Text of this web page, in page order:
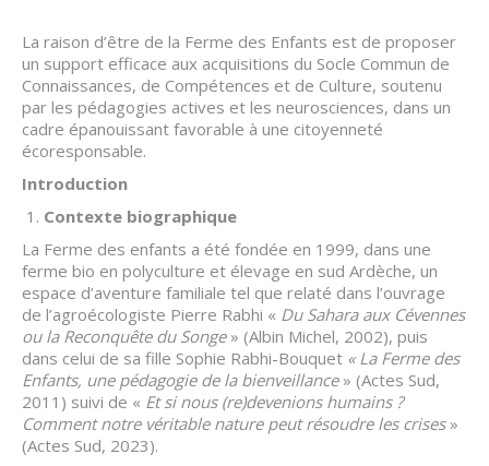
La raison d’être de la Ferme des Enfants est de proposer
un support efficace aux acquisitions du Socle Commun de
Connaissances, de Compétences et de Culture, soutenu
par les pédagogies actives et les neurosciences, dans un
cadre épanouissant favorable à une citoyenneté
écoresponsable.
Introduction
Contexte biographique
La Ferme des enfants a été fondée en 1999, dans une
ferme bio en polyculture et élevage en sud Ardèche, un
espace d’aventure familiale tel que relaté dans l’ouvrage
de l’agroécologiste Pierre Rabhi « Du Sahara aux Cévennes
ou la Reconquête du Songe» (Albin Michel, 2002), puis
dans celui de sa fille Sophie Rabhi-Bouquet « La Ferme des
Enfants, une pédagogie de la bienveillance» (Actes Sud,
2011) suivi de « Et si nous (re)devenions humains ?
Comment notre véritable nature peut résoudre les crises»
(Actes Sud, 2023).